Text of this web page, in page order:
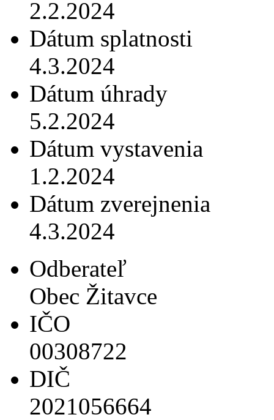
2.2.2024
Dátum splatnosti
4.3.2024
Dátum úhrady
5.2.2024
Dátum vystavenia
1.2.2024
Dátum zverejnenia
4.3.2024
Odberateľ
Obec Žitavce
IČO
00308722
DIČ
2021056664